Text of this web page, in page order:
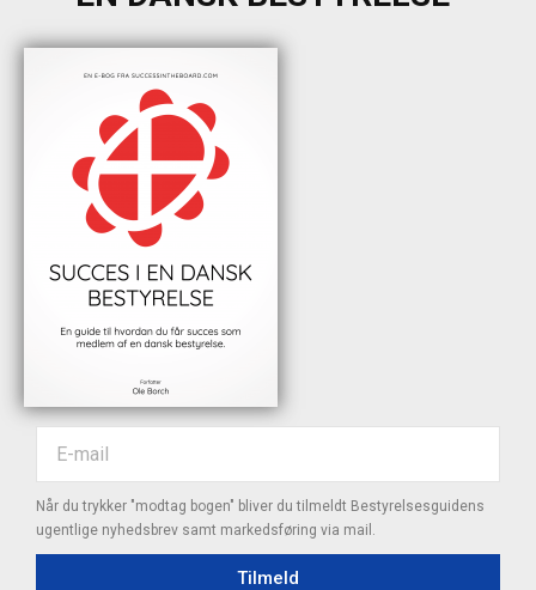
Når du trykker "modtag bogen" bliver du tilmeldt Bestyrelsesguidens
ugentlige nyhedsbrev samt markedsføring via mail.
Tilmeld